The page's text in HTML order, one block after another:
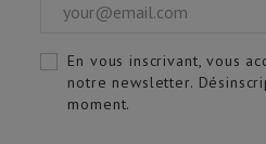
En vous inscrivant, vous
notre newsletter.
moment.